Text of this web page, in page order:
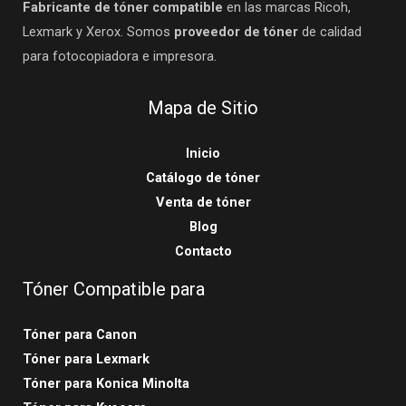
Fabricante de tóner compatible en las marcas Ricoh,
Lexmark y Xerox. Somos proveedor de tóner de calidad
para fotocopiadora e impresora.
Mapa de Sitio
Inicio
Catálogo de tóner
Venta de tóner
Blog
Contacto
Tóner Compatible para
Tóner para Canon
Tóner para Lexmark
Tóner para Konica Minolta